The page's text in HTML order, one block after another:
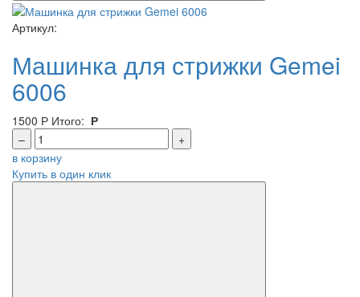
Артикул:
Машинка для стрижки Gemei
6006
1500 Р Итого: Р
–
+
в корзину
Купить в один клик